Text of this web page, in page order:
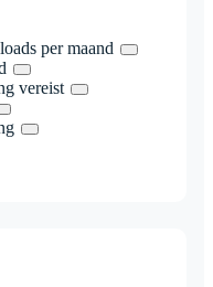
per maand
vereist